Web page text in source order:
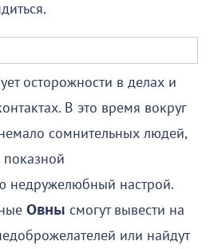
осторожности в делах и
В это время вокруг
сомнительных людей,
недружелюбный настрой.
Овны смогут вывести на
или найдут